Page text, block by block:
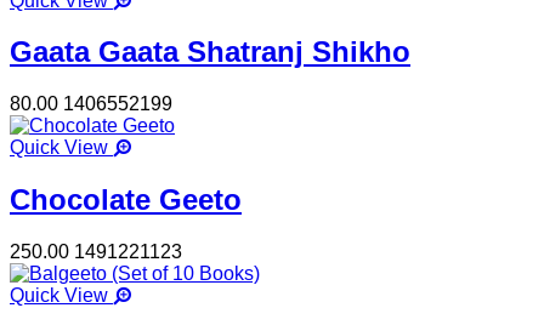
Gaata Gaata Shatranj Shikho
80.00 1406552199
Quick View
Chocolate Geeto
250.00 1491221123
Quick View